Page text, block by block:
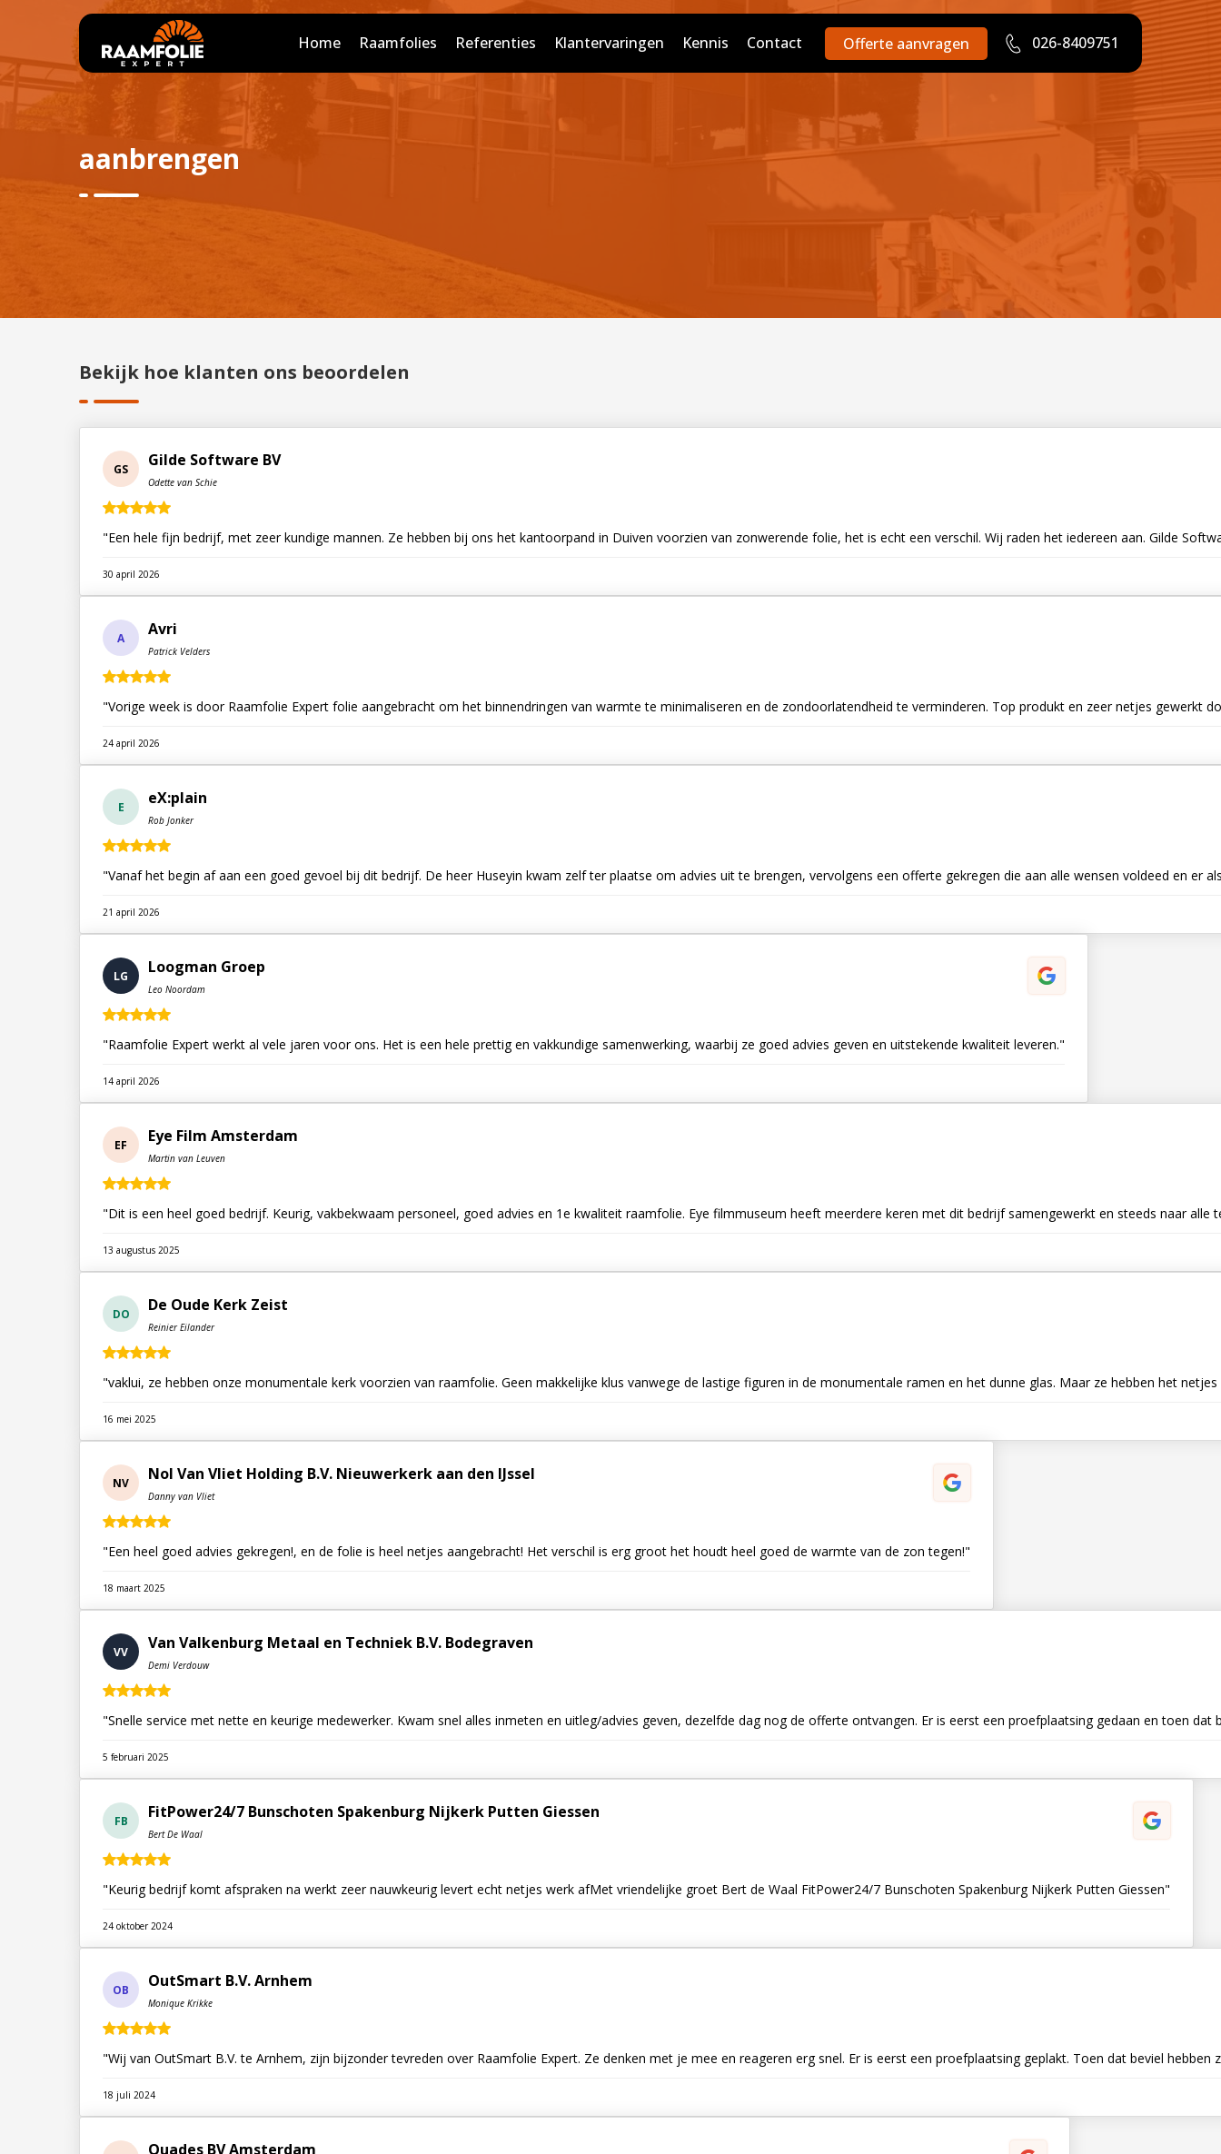
Home Raamfolies Referenties Klantervaringen Kennis Contact Offerte aanvragen 026-8409751
aanbrengen
Bekijk hoe klanten ons beoordelen
GS Gilde Software BV
Odette van Schie
"Een hele fijn bedrijf, met zeer kundige mannen. Ze hebben bij ons het kantoorpand in Duiven voorzien van zonwerende folie, het is echt een verschil. Wij raden het iedereen aan. Gilde
30 april 2026
A Avri
Patrick Velders
"Vorige week is door Raamfolie Expert folie aangebracht om het binnendringen van warmte te minimaliseren en de zondoorlatendheid te verminderen. Top produkt en zeer netjes gewerkt
24 april 2026
E eX:plain
Rob Jonker
"Vanaf het begin af aan een goed gevoel bij dit bedrijf. De heer Huseyin kwam zelf ter plaatse om advies uit te brengen, vervolgens een offerte gekregen die aan alle wensen voldeed en
21 april 2026
LG Loogman Groep
Leo Noordam
"Raamfolie Expert werkt al vele jaren voor ons. Het is een hele prettig en vakkundige samenwerking, waarbij ze goed advies geven en uitstekende kwaliteit leveren."
14 april 2026
EF Eye Film Amsterdam
Martin van Leuven
"Dit is een heel goed bedrijf. Keurig, vakbekwaam personeel, goed advies en 1e kwaliteit raamfolie. Eye filmmuseum heeft meerdere keren met dit bedrijf samengewerkt en steeds naar alle
13 augustus 2025
DO De Oude Kerk Zeist
Reinier Eilander
"vaklui, ze hebben onze monumentale kerk voorzien van raamfolie. Geen makkelijke klus vanwege de lastige figuren in de monumentale ramen en het dunne glas. Maar ze hebben het
16 mei 2025
NV Nol Van Vliet Holding B.V. Nieuwerkerk aan den IJssel
Danny van Vliet
"Een heel goed advies gekregen!, en de folie is heel netjes aangebracht! Het verschil is erg groot het houdt heel goed de warmte van de zon tegen!"
18 maart 2025
VV Van Valkenburg Metaal en Techniek B.V. Bodegraven
Demi Verdouw
"Snelle service met nette en keurige medewerker. Kwam snel alles inmeten en uitleg/advies geven, dezelfde dag nog de offerte ontvangen. Er is eerst een proefplaatsing gedaan en toen
5 februari 2025
FB FitPower24/7 Bunschoten Spakenburg Nijkerk Putten Giessen
Bert De Waal
"Keurig bedrijf komt afspraken na werkt zeer nauwkeurig levert echt netjes werk afMet vriendelijke groet Bert de Waal FitPower24/7 Bunschoten Spakenburg Nijkerk Putten Giessen"
24 oktober 2024
OB OutSmart B.V. Arnhem
Monique Krikke
"Wij van OutSmart B.V. te Arnhem, zijn bijzonder tevreden over Raamfolie Expert. Ze denken met je mee en reageren erg snel. Er is eerst een proefplaatsing geplakt. Toen dat beviel
18 juli 2024
Quades BV Amsterdam